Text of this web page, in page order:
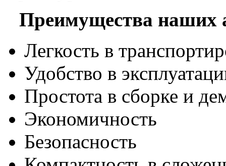
Преимущества наших
Легкость в
Удобство в
Простота в сборке и
Экономичность
Безопасность